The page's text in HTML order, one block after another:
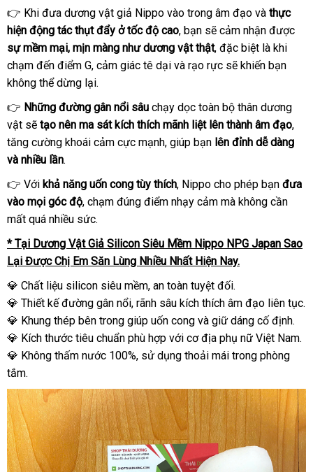
👉 Khi đưa dương vật giả Nippo vào trong âm đạo và thực
hiện động tác thụt đẩy ở tốc độ cao, bạn sẽ cảm nhận được
sự mềm mại, mịn màng như dương vật thật, đặc biệt là khi
chạm đến điểm G, cảm giác tê dại và rạo rực sẽ khiến bạn
không thể dừng lại.
👉 Những đường gân nổi sâu chạy dọc toàn bộ thân dương
vật sẽ tạo nên ma sát kích thích mãnh liệt lên thành âm đạo,
tăng cường khoái cảm cực mạnh, giúp bạn lên đỉnh dễ dàng
và nhiều lần.
👉 Với khả năng uốn cong tùy thích, Nippo cho phép bạn đưa
vào mọi góc độ, chạm đúng điểm nhạy cảm mà không cần
mất quá nhiều sức.
* Tại Dương Vật Giả Silicon Siêu Mềm Nippo NPG Japan Sao
Lại Được Chị Em Săn Lùng Nhiều Nhất Hiện Nay.
💎 Chất liệu silicon siêu mềm, an toàn tuyệt đối.
💎 Thiết kế đường gân nổi, rãnh sâu kích thích âm đạo liên tục.
💎 Khung thép bên trong giúp uốn cong và giữ dáng cố định.
💎 Kích thước tiêu chuẩn phù hợp với cơ địa phụ nữ Việt Nam.
💎 Không thấm nước 100%, sử dụng thoải mái trong phòng
tắm.